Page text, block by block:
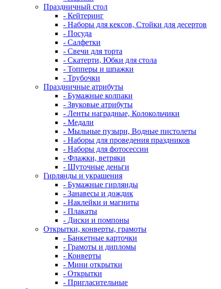
Праздничный стол
- Кейтеринг
- Наборы для кексов, Стойки для десертов
- Посуда
- Салфетки
- Свечи для торта
- Скатерти, Юбки для стола
- Топперы и шпажки
- Трубочки
Праздничные атрибуты
- Бумажные колпаки
- Звуковые атрибуты
- Ленты наградные, Колокольчики
- Медали
- Мыльные пузыри, Водные пистолеты
- Наборы для проведения праздников
- Наборы для фотосессии
- Флажки, ветряки
- Шуточные деньги
Гирлянды и украшения
- Бумажные гирлянды
- Занавесы и дождик
- Наклейки и магниты
- Плакаты
- Диски и помпоны
Открытки, конверты, грамоты
- Банкетные карточки
- Грамоты и дипломы
- Конверты
- Мини открытки
- Открытки
- Пригласительные